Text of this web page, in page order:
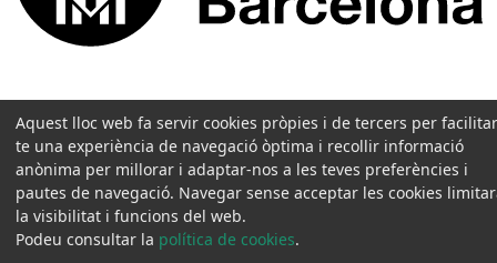
Aquest lloc web fa servir cookies pròpies i de tercers per
te una experiència de navegació òptima i recollir informació
anònima per millorar i adaptar-nos a les teves preferències i
pautes de navegació. Navegar sense acceptar les cookies
la visibilitat i funcions del web.
Podeu consultar la política de cookies.